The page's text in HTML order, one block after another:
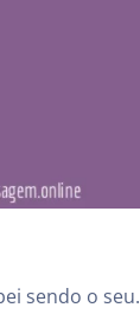
sendo o seu.